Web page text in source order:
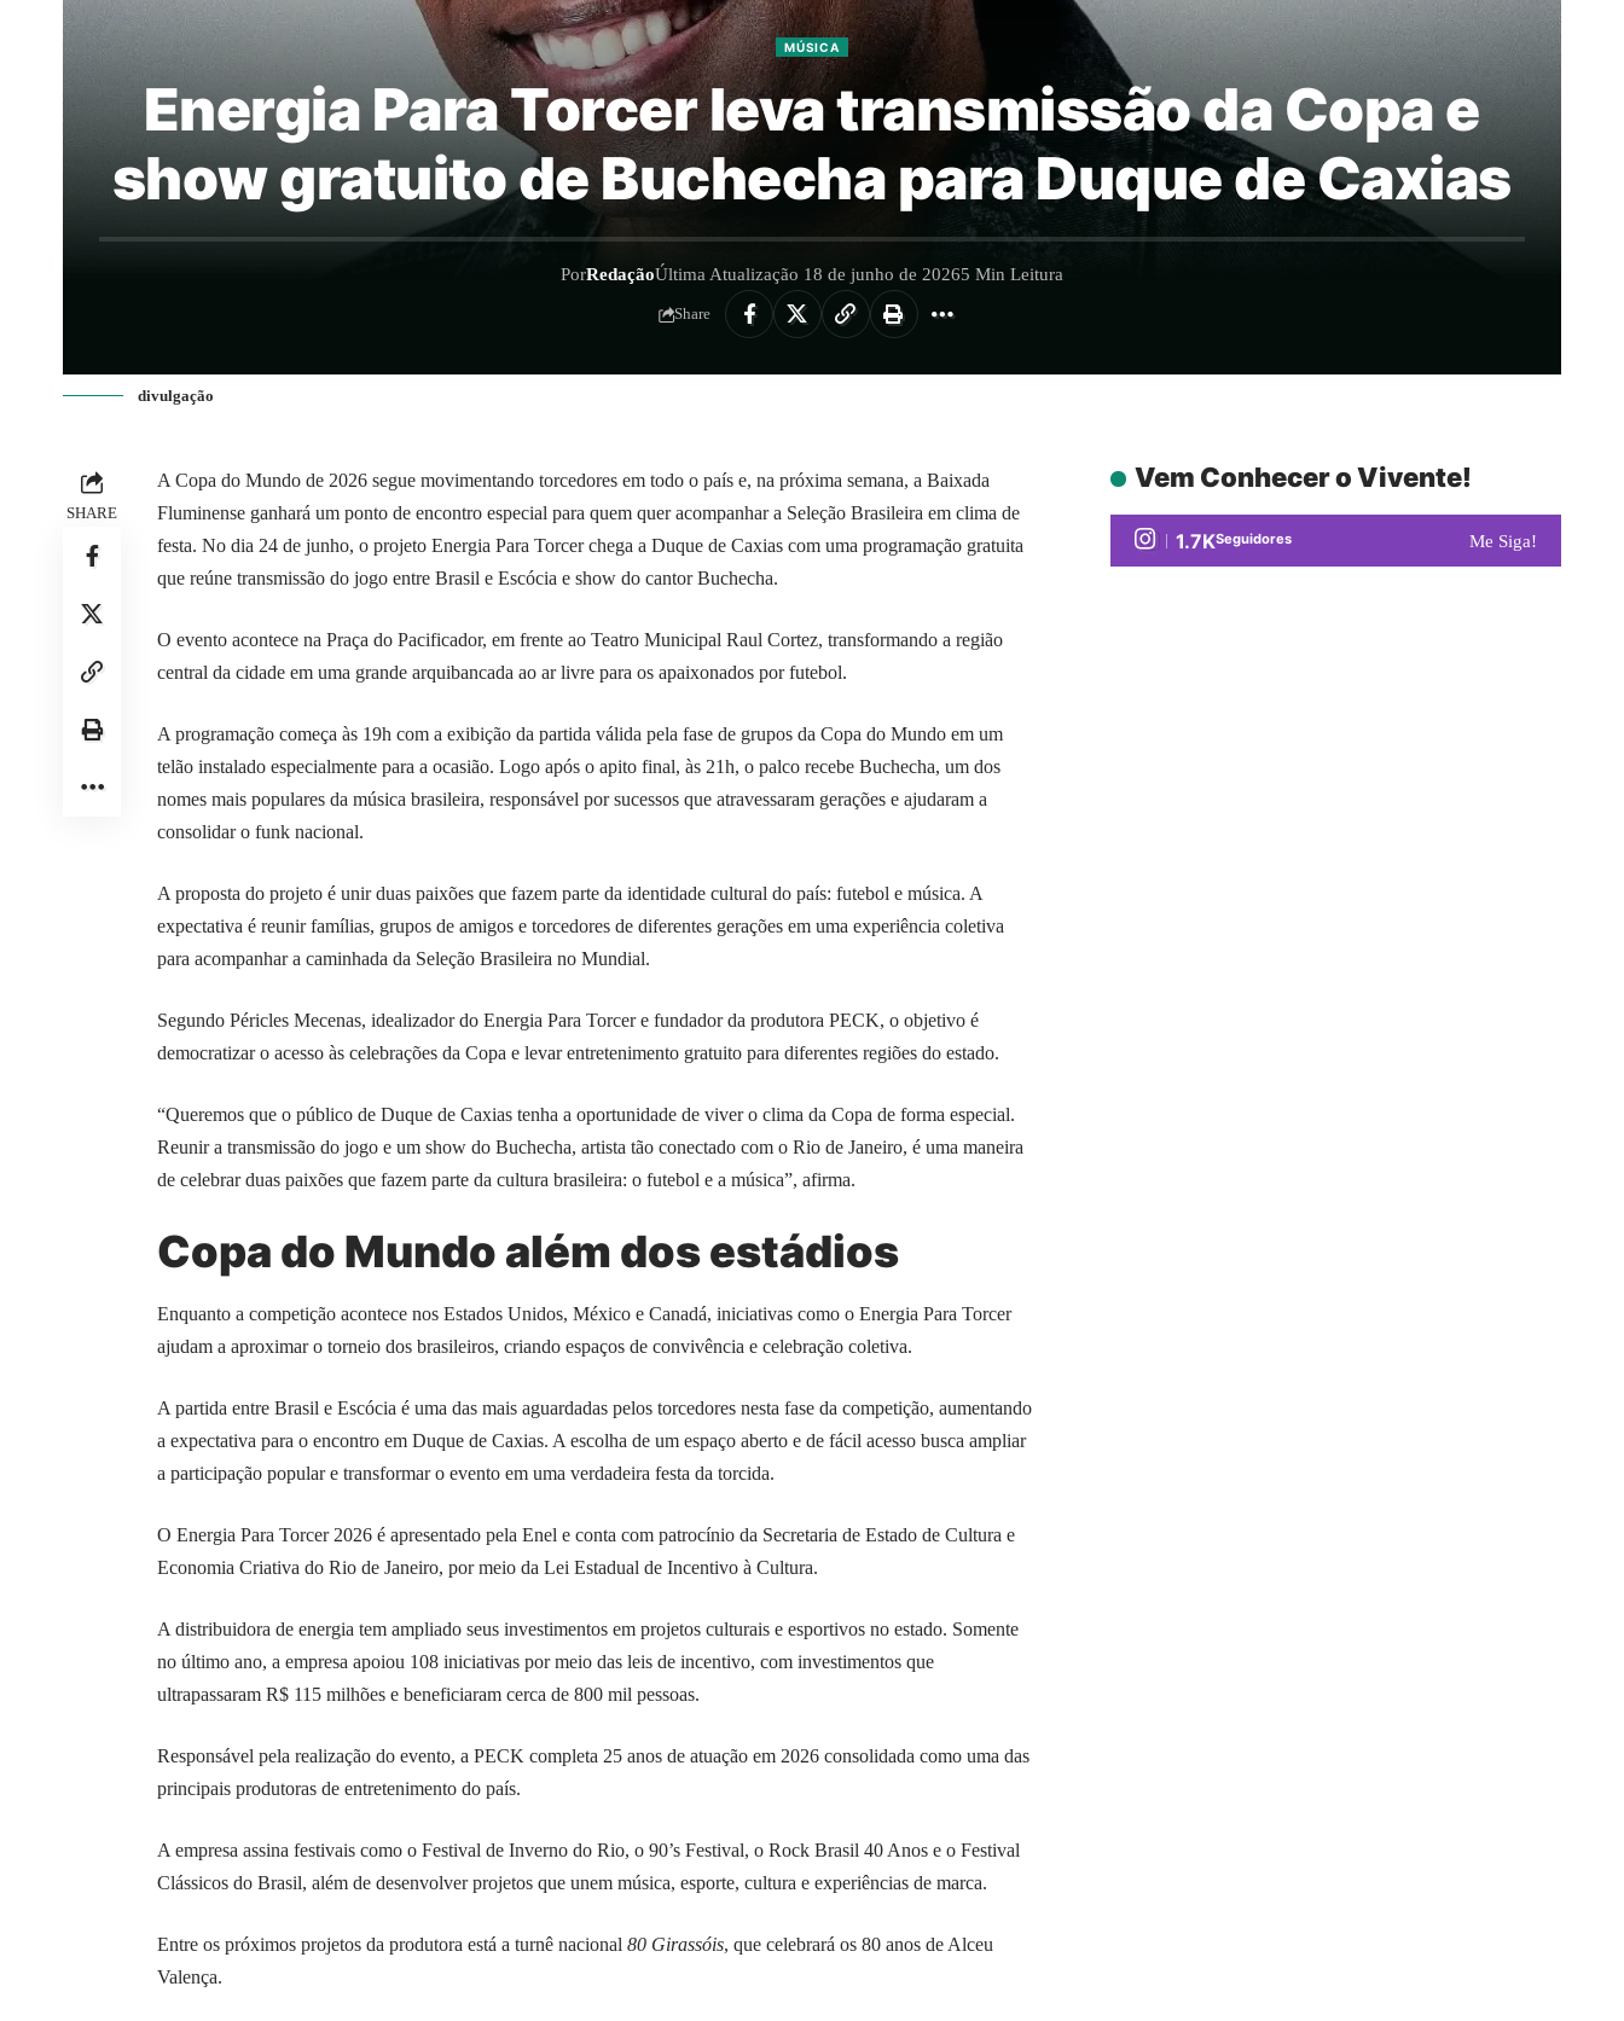
MÚSICA
Energia Para Torcer leva transmissão da Copa e
show gratuito de Buchecha para Duque de Caxias
PorRedaçãoÚltima Atualização 18 de junho de 20265 Min Leitura
Share
divulgação
SHARE
A Copa do Mundo de 2026 segue movimentando torcedores em todo o país e, na próxima semana, a Baixada
Fluminense ganhará um ponto de encontro especial para quem quer acompanhar a Seleção Brasileira em clima de
festa. No dia 24 de junho, o projeto Energia Para Torcer chega a Duque de Caxias com uma programação gratuita
que reúne transmissão do jogo entre Brasil e Escócia e show do cantor Buchecha.
O evento acontece na Praça do Pacificador, em frente ao Teatro Municipal Raul Cortez, transformando a região
central da cidade em uma grande arquibancada ao ar livre para os apaixonados por futebol.
A programação começa às 19h com a exibição da partida válida pela fase de grupos da Copa do Mundo em um
telão instalado especialmente para a ocasião. Logo após o apito final, às 21h, o palco recebe Buchecha, um dos
nomes mais populares da música brasileira, responsável por sucessos que atravessaram gerações e ajudaram a
consolidar o funk nacional.
A proposta do projeto é unir duas paixões que fazem parte da identidade cultural do país: futebol e música. A
expectativa é reunir famílias, grupos de amigos e torcedores de diferentes gerações em uma experiência coletiva
para acompanhar a caminhada da Seleção Brasileira no Mundial.
Segundo Péricles Mecenas, idealizador do Energia Para Torcer e fundador da produtora PECK, o objetivo é
democratizar o acesso às celebrações da Copa e levar entretenimento gratuito para diferentes regiões do estado.
“Queremos que o público de Duque de Caxias tenha a oportunidade de viver o clima da Copa de forma especial.
Reunir a transmissão do jogo e um show do Buchecha, artista tão conectado com o Rio de Janeiro, é uma maneira
de celebrar duas paixões que fazem parte da cultura brasileira: o futebol e a música”, afirma.
Copa do Mundo além dos estádios
Enquanto a competição acontece nos Estados Unidos, México e Canadá, iniciativas como o Energia Para Torcer
ajudam a aproximar o torneio dos brasileiros, criando espaços de convivência e celebração coletiva.
A partida entre Brasil e Escócia é uma das mais aguardadas pelos torcedores nesta fase da competição, aumentando
a expectativa para o encontro em Duque de Caxias. A escolha de um espaço aberto e de fácil acesso busca ampliar
a participação popular e transformar o evento em uma verdadeira festa da torcida.
O Energia Para Torcer 2026 é apresentado pela Enel e conta com patrocínio da Secretaria de Estado de Cultura e
Economia Criativa do Rio de Janeiro, por meio da Lei Estadual de Incentivo à Cultura.
A distribuidora de energia tem ampliado seus investimentos em projetos culturais e esportivos no estado. Somente
no último ano, a empresa apoiou 108 iniciativas por meio das leis de incentivo, com investimentos que
ultrapassaram R$ 115 milhões e beneficiaram cerca de 800 mil pessoas.
Responsável pela realização do evento, a PECK completa 25 anos de atuação em 2026 consolidada como uma das
principais produtoras de entretenimento do país.
A empresa assina festivais como o Festival de Inverno do Rio, o 90’s Festival, o Rock Brasil 40 Anos e o Festival
Clássicos do Brasil, além de desenvolver projetos que unem música, esporte, cultura e experiências de marca.
Entre os próximos projetos da produtora está a turnê nacional 80 Girassóis, que celebrará os 80 anos de Alceu
Valença.
Vem Conhecer o Vivente!
1.7KSeguidores Me Siga!